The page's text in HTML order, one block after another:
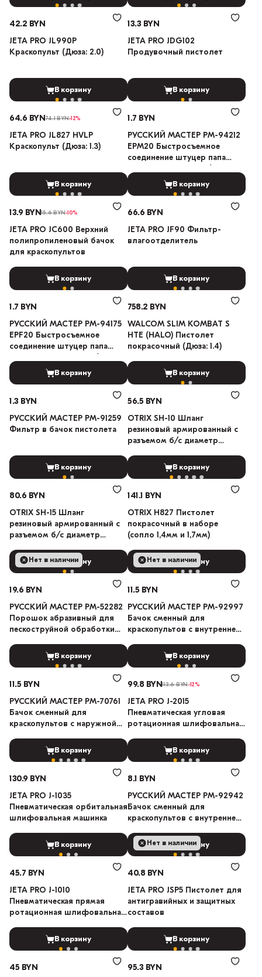
42.2 BYN
JETA PRO JL990P
Краскопульт (Дюза: 2.0)
В корзину
13.3 BYN
JETA PRO JDG102
Продувочный пистолет
В корзину
64.6 BYN74.1 BYN-12%
JETA PRO JL827 HVLP
Краскопульт (Дюза: 1.3)
В корзину
1.7 BYN
РУССКИЙ МАСТЕР РМ-94212
EPM20 Быстросъемное
соединение штуцер папа
В корзину
13.9 BYN15.6 BYN-10%
JETA PRO JC600 Верхний
полипропиленовый бачок
для краскопультов
В корзину
66.6 BYN
JETA PRO JF90 Фильтр-
влагоотделитель
В корзину
1.7 BYN
РУССКИЙ МАСТЕР РМ-94175
EPF20 Быстросъемное
соединение штуцер папа
В корзину
758.2 BYN
WALCOM SLIM KOMBAT S
HTE (HALO) Пистолет
покрасочный (Дюза: 1.4)
В корзину
1.3 BYN
РУССКИЙ МАСТЕР РМ-91259
Фильтр в бачок пистолета
В корзину
56.5 BYN
OTRIX SH-10 Шланг
резиновый армированный с
разъемом б/с диаметр
В корзину
80.6 BYN
OTRIX SH-15 Шланг
резиновый армированный с
разъемом б/с диаметр
В корзину
141.1 BYN
OTRIX H827 Пистолет
покрасочный в наборе
(сопло 1,4мм и 1,7мм)
В корзину
Нет в наличии
19.6 BYN
РУССКИЙ МАСТЕР РМ-52282
Порошок абразивный для
пескоструйной обработки
В корзину
Нет в наличии
11.5 BYN
РУССКИЙ МАСТЕР РМ-92997
Бачок сменный для
краскопультов с внутренней
В корзину
11.5 BYN
РУССКИЙ МАСТЕР РМ-70761
Бачок сменный для
краскопультов с наружной
В корзину
99.8 BYN113.6 BYN-12%
JETA PRO J-2015
Пневматическая угловая
ротационная шлифовальная
В корзину
130.9 BYN
JETA PRO J-1035
Пневматическая орбитальная
шлифовальная машинка
В корзину
8.1 BYN
РУССКИЙ МАСТЕР РМ-92942
Бачок сменный для
краскопультов с внутренней
В корзину
45.7 BYN
JETA PRO J-1010
Пневматическая прямая
ротационная шлифовальная
В корзину
Нет в наличии
40.8 BYN
JETA PRO JSP5 Пистолет для
антигравийных и защитных
составов
В корзину
45 BYN 95.3 BYN